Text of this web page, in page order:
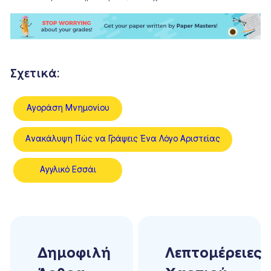
Σχετικά:
Αγοράση Μνημονίου
Ανακάλυψη Πώς να Γράψεις Ένα Λόγο Αριστείας
Αγγλικό Εσσάι
Δημοφιλή
Λεπτομέρειες